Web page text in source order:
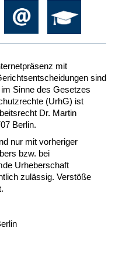
mit
sind
Sinne des Gesetzes
(UrhG) ist
Dr. Martin
Berlin.
nur mit vorheriger
bzw. bei
Urheberschaft
zulässig. Verstöße